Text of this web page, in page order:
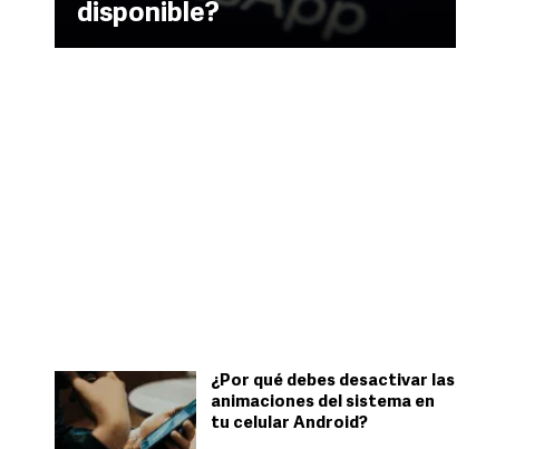
disponible?
¿Por qué debes desactivar las
animaciones del sistema en
tu celular Android?